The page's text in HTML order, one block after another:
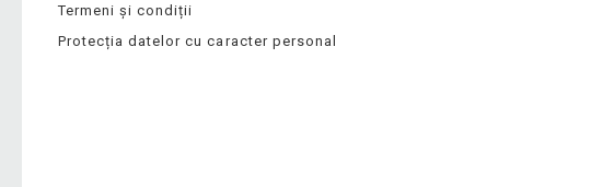
Termeni și condiții
Protecția datelor cu caracter personal